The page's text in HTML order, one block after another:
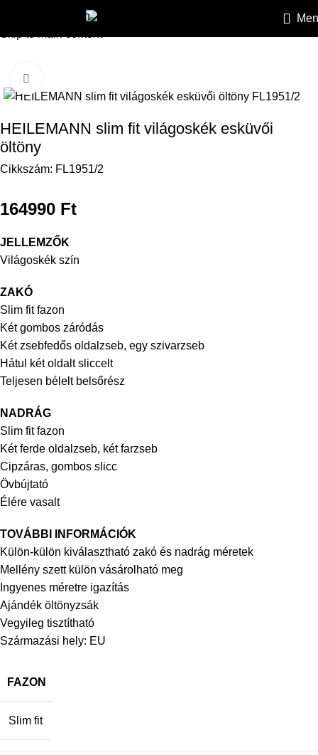
Skip to navigation
HEILEMANN
HEILEMANN slim fit világoskék esküvői
öltöny
Cikkszám: FL1951/2
164990 Ft
JELLEMZŐK
Világoskék szín
ZAKÓ
Slim fit fazon
Két gombos záródás
Két zsebfedős oldalzseb, egy szivarzseb
Hátul két oldalt sliccelt
Teljesen bélelt belsőrész
NADRÁG
Slim fit fazon
Két ferde oldalzseb, két farzseb
Cipzáras, gombos slicc
Övbújtató
Élére vasalt
TOVÁBBI INFORMÁCIÓK
Külön-külön kiválasztható zakó és nadrág méretek
Mellény szett külön vásárolható meg
Ingyenes méretre igazítás
Ajándék öltönyzsák
Vegyileg tisztítható
Származási hely: EU
FAZON
Slim fit